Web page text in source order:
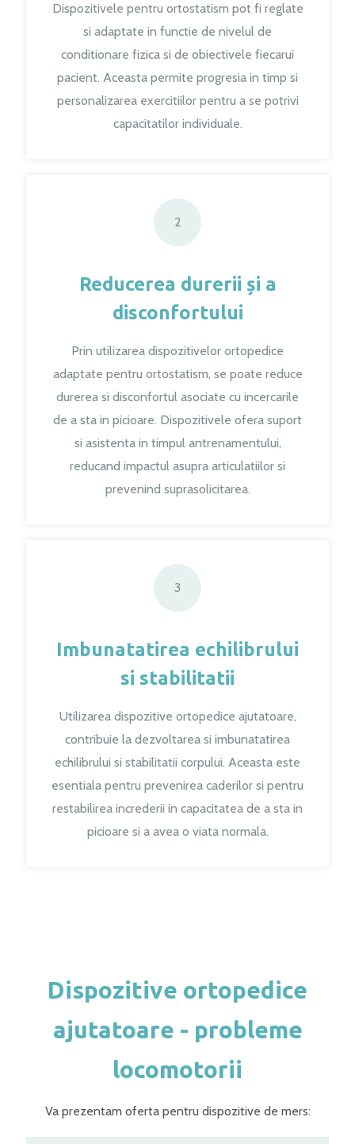
Dispozitivele pentru ortostatism pot fi reglate
si adaptate in functie de nivelul de
conditionare fizica si de obiectivele fiecarui
pacient. Aceasta permite progresia in timp si
personalizarea exercitiilor pentru a se potrivi
capacitatilor individuale.
2
Reducerea durerii și a
disconfortului
Prin utilizarea dispozitivelor ortopedice
adaptate pentru ortostatism, se poate reduce
durerea si disconfortul asociate cu incercarile
de a sta in picioare. Dispozitivele ofera suport
si asistenta in timpul antrenamentului,
reducand impactul asupra articulatiilor si
prevenind suprasolicitarea.
3
Imbunatatirea echilibrului
si stabilitatii
Utilizarea dispozitive ortopedice ajutatoare,
contribuie la dezvoltarea si imbunatatirea
echilibrului si stabilitatii corpului. Aceasta este
esentiala pentru prevenirea caderilor si pentru
restabilirea increderii in capacitatea de a sta in
picioare si a avea o viata normala.
Dispozitive ortopedice
ajutatoare - probleme
locomotorii
Va prezentam oferta pentru dispozitive de mers: